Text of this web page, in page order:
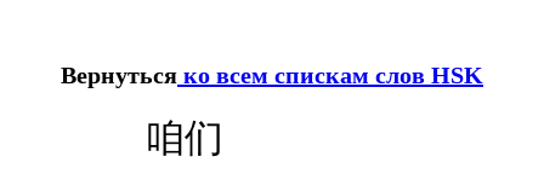
Вернуться ко всем спискам слов HSK
咱们